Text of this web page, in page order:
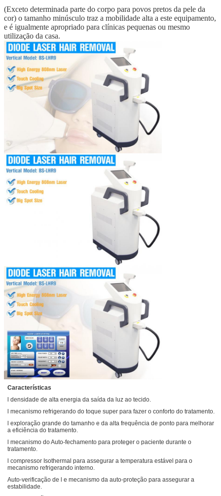
(Exceto determinada parte do corpo para povos pretos da pele da
cor) o tamanho minúsculo traz a mobilidade alta a este equipamento,
e é igualmente apropriado para clínicas pequenas ou mesmo
utilização da casa.
Características
l densidade de alta energia da saída da luz ao tecido.
l mecanismo refrigerando do toque super para fazer o conforto do tratamento.
l exploração grande do tamanho e da alta frequência de ponto para melhorar
a eficiência do tratamento.
l mecanismo do Auto-fechamento para proteger o paciente durante o
tratamento.
l compressor Isothermal para assegurar a temperatura estável para o
mecanismo refrigerando interno.
Auto-verificação de l e mecanismo da auto-proteção para assegurar a
estabilidade.